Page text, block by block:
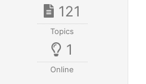
121
Topics
1
Online